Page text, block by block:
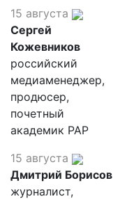
15 августа
Сергей
Кожевников
российский
медиаменеджер,
продюсер,
почетный
академик РАР
15 августа
Дмитрий Борисов
журналист,